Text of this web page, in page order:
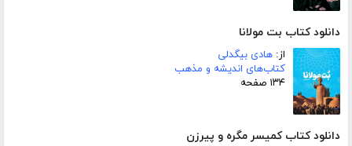
دانلود کتاب بت مولانا
از: هادی بیگدلی
کتاب‌های اندیشه و مذهب
۱۳۴ صفحه
دانلود کتاب کمیسر مگره و پیرزن